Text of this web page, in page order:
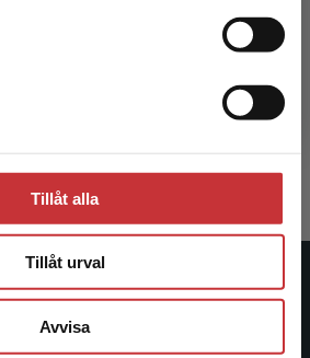
Tillåt alla
Tillåt urval
Avvisa
1963 och är idag Sveriges